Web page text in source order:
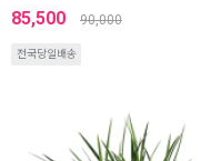
85,500 90,000
전국당일배송